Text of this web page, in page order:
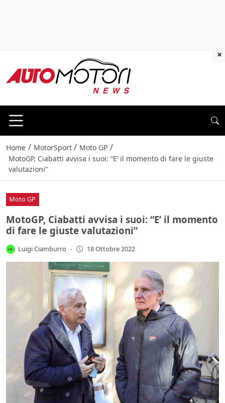
Home / MotorSport / Moto GP /
MotoGP, Ciabatti avvisa i suoi: “E’ il momento di fare le giuste
valutazioni”
Moto GP
MotoGP, Ciabatti avvisa i suoi: “E’ il momento
di fare le giuste valutazioni”
Luigi Ciamburro - 18 Ottobre 2022
×